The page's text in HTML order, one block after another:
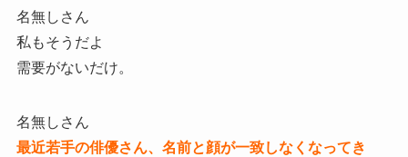
名無しさん
私もそうだよ
需要がないだけ。
名無しさん
最近若手の俳優さん、名前と顔が一致しなくなってき